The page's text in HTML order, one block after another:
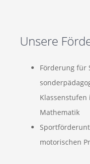
Unsere
Förderung für
Klassenstufen
Mathematik
motorischen